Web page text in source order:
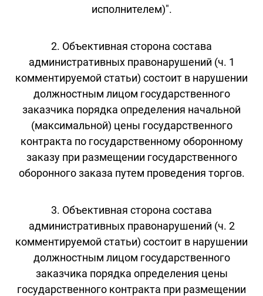
исполнителем)".
2. Объективная сторона состава
административных правонарушений (ч. 1
комментируемой статьи) состоит в нарушении
должностным лицом государственного
заказчика порядка определения начальной
(максимальной) цены государственного
контракта по государственному оборонному
заказу при размещении государственного
оборонного заказа путем проведения торгов.
3. Объективная сторона состава
административных правонарушений (ч. 2
комментируемой статьи) состоит в нарушении
должностным лицом государственного
заказчика порядка определения цены
государственного контракта при размещении